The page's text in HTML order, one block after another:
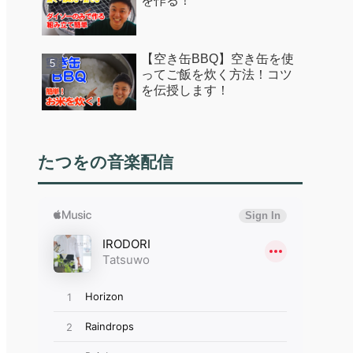
【空き缶BBQ】空き缶を使
ってご飯を炊く方法！コツ
を伝授します！
たつをの音楽配信